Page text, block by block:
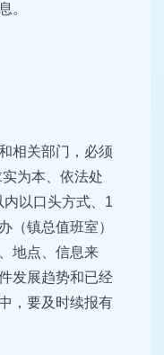
。
相关部门，必须
为本、依法处
内以口头方式、1
（镇总值班室）
地点、信息来
发展趋势和已经
，要及时续报有